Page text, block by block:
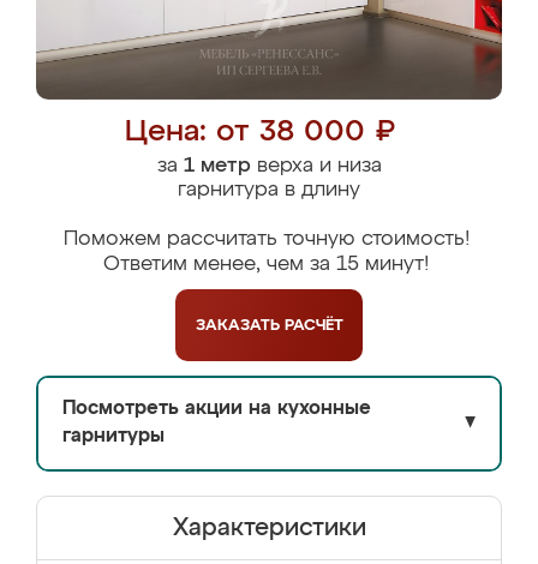
Цена: от 38 000 ₽
за 1 метрверха и низа
гарнитура в длину
Поможем рассчитать точную стоимость!
Ответим менее, чем за 15 минут!
ЗАКАЗАТЬ РАСЧЁТ
Посмотреть акции на кухонные
гарнитуры
▼
Характеристики